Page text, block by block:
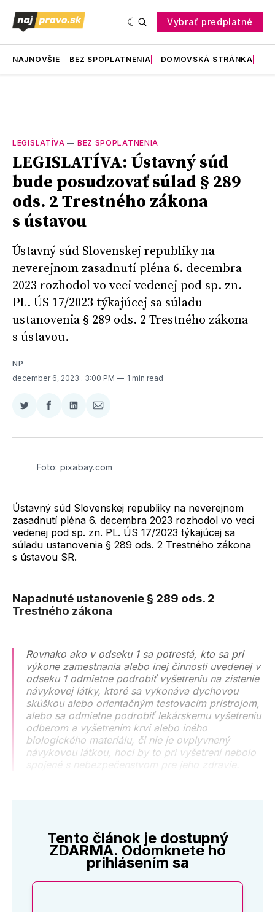
Vybrať predplatné
NAJNOVŠIE BEZ SPOPLATNENIA DOMOVSKÁ STRÁNKA
LEGISLATÍVA — BEZ SPOPLATNENIA
LEGISLATÍVA: Ústavný súd
bude posudzovať súlad § 289
ods. 2 Trestného zákona
s ústavou
Ústavný súd Slovenskej republiky na
neverejnom zasadnutí pléna 6. decembra
2023 rozhodol vo veci vedenej pod sp. zn.
PL. ÚS 17/2023 týkajúcej sa súladu
ustanovenia § 289 ods. 2 Trestného zákona
s ústavou.
NP
december 6, 2023 . 3:00 PM 1 min read
Zdieľať
Twitter
Zdieľať
Facebooku
Zdieľať
LinkedIne
Zdieľať
E-
Foto: pixabay.com
Ústavný súd Slovenskej republiky na neverejnom
zasadnutí pléna 6. decembra 2023 rozhodol vo veci
vedenej pod sp. zn. PL. ÚS 17/2023 týkajúcej sa
súladu ustanovenia § 289 ods. 2 Trestného zákona
s ústavou SR.
Napadnuté ustanovenie § 289 ods. 2
Trestného zákona
Rovnako ako v odseku 1 sa potrestá, kto sa pri
výkone zamestnania alebo inej činnosti uvedenej v
odseku 1 odmietne podrobiť vyšetreniu na zistenie
návykovej látky, ktoré sa vykonáva dychovou
skúškou alebo orientačným testovacím prístrojom,
alebo sa odmietne podrobiť lekárskemu vyšetreniu
odberom a vyšetrením krvi alebo iného
biologického materiálu, či nie je ovplyvnený
návykovou látkou, hoci by to pri vyšetrení nebolo
spojené s nebezpečenstvom pre jeho zdravie.
Tento článok je dostupný
ZDARMA. Odomknete ho
prihlásením sa